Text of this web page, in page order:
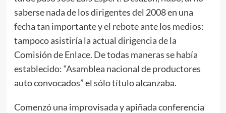
saberse nada de los dirigentes del 2008 en una
fecha tan importante y el rebote ante los medios:
tampoco asistiría la actual dirigencia de la
Comisión de Enlace. De todas maneras se había
establecido: “Asamblea nacional de productores
auto convocados” el sólo título alcanzaba.
Comenzó una improvisada y apiñada conferencia